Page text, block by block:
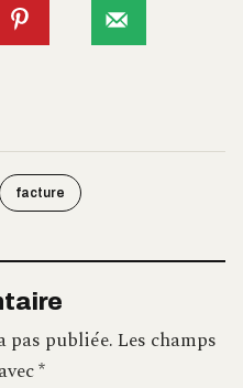
facture
pas publiée.Les champs
*